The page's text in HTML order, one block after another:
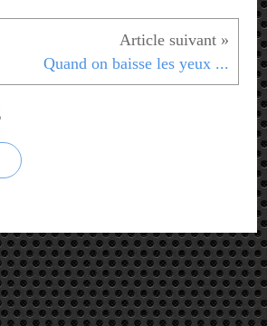
Quand on baisse les yeux ...